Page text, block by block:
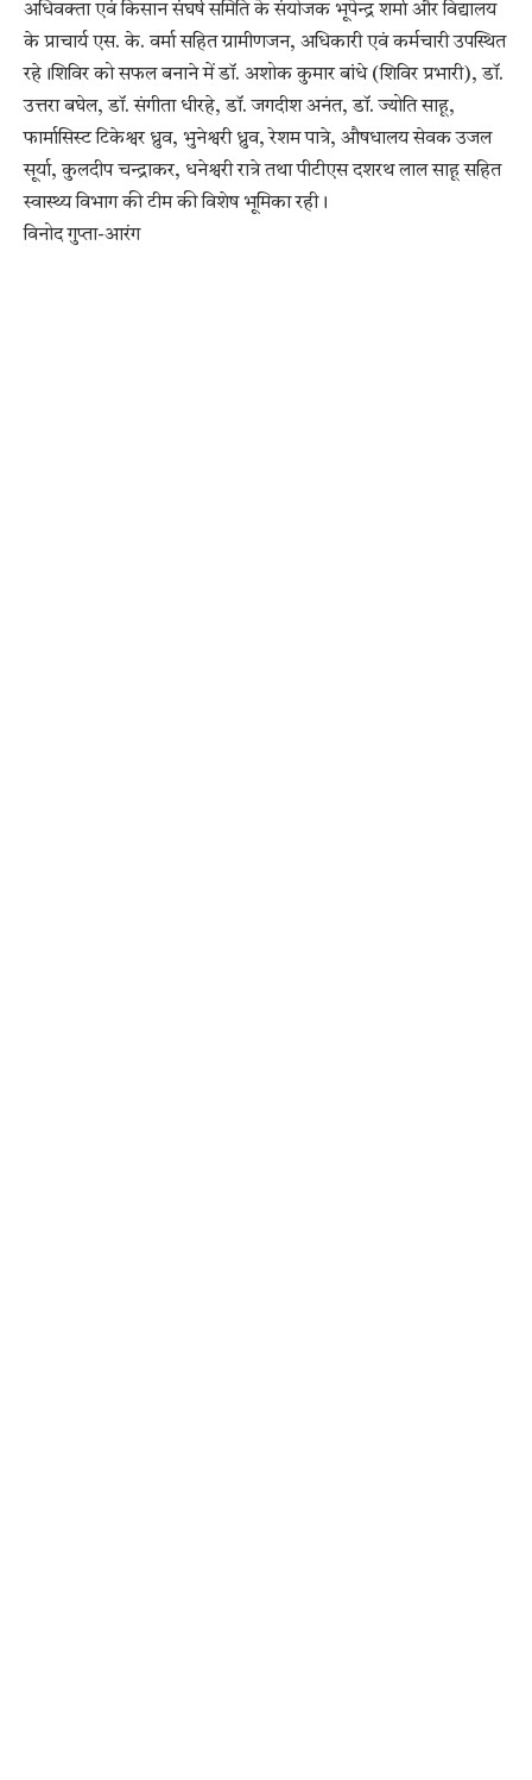
अधिवक्ता एवं किसान संघर्ष समिति के संयोजक भूपेन्द्र शर्मा और विद्यालय
के प्राचार्य एस. के. वर्मा सहित ग्रामीणजन, अधिकारी एवं कर्मचारी उपस्थित
रहे।शिविर को सफल बनाने में डॉ. अशोक कुमार बांधे (शिविर प्रभारी), डॉ.
उत्तरा बघेल, डॉ. संगीता धीरहे, डॉ. जगदीश अनंत, डॉ. ज्योति साहू,
फार्मासिस्ट टिकेश्वर ध्रुव, भुनेश्वरी ध्रुव, रेशम पात्रे, औषधालय सेवक उजल
सूर्या, कुलदीप चन्द्राकर, धनेश्वरी रात्रे तथा पीटीएस दशरथ लाल साहू सहित
स्वास्थ्य विभाग की टीम की विशेष भूमिका रही।
विनोद गुप्ता-आरंग